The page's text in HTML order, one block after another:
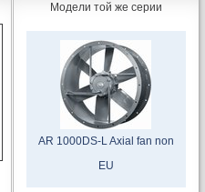
Модели той же серии
AR 1000DS-L Axial fan non
EU